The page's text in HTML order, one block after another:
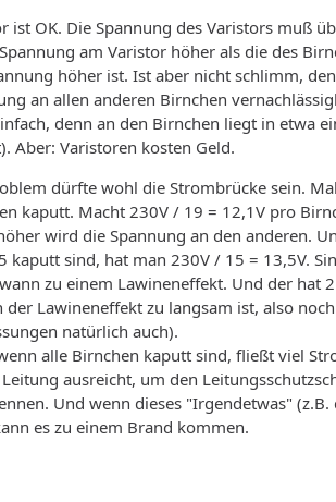
ist OK. Die Spannung des Varistors muß
am Varistor höher als die des
höher ist. Ist aber nicht schlimm,
an allen anderen Birnchen
denn an den Birnchen liegt in etwa
Aber: Varistoren kosten Geld.
dürfte wohl die Strombrücke sein.
kaputt. Macht 230V / 19 = 12,1V pro
wird die Spannung an den anderen.
kaputt sind, hat man 230V / 15 = 13,5V.
zu einem Lawineneffekt. Und der hat
der Lawineneffekt zu langsam ist, also
natürlich auch).
alle Birnchen kaputt sind, fließt viel
ausreicht, um den
Und wenn dieses "Irgendetwas"
es zu einem Brand kommen.